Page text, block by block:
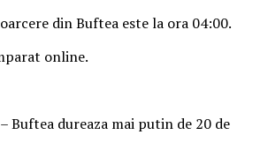
din Buftea este la ora 04:00.
online.
Buftea dureaza mai putin de 20 de